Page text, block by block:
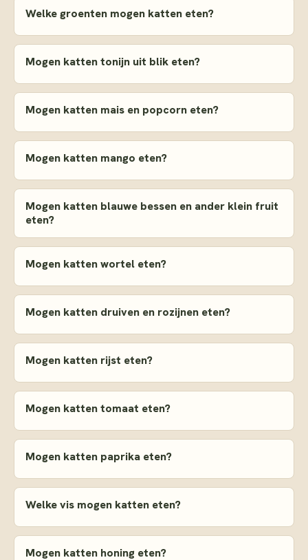
Welke groenten mogen katten eten?
Mogen katten tonijn uit blik eten?
Mogen katten mais en popcorn eten?
Mogen katten mango eten?
Mogen katten blauwe bessen en ander klein fruit
eten?
Mogen katten wortel eten?
Mogen katten druiven en rozijnen eten?
Mogen katten rijst eten?
Mogen katten tomaat eten?
Mogen katten paprika eten?
Welke vis mogen katten eten?
Mogen katten honing eten?